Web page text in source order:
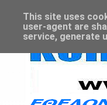
This site uses
user-agent are
service, generate